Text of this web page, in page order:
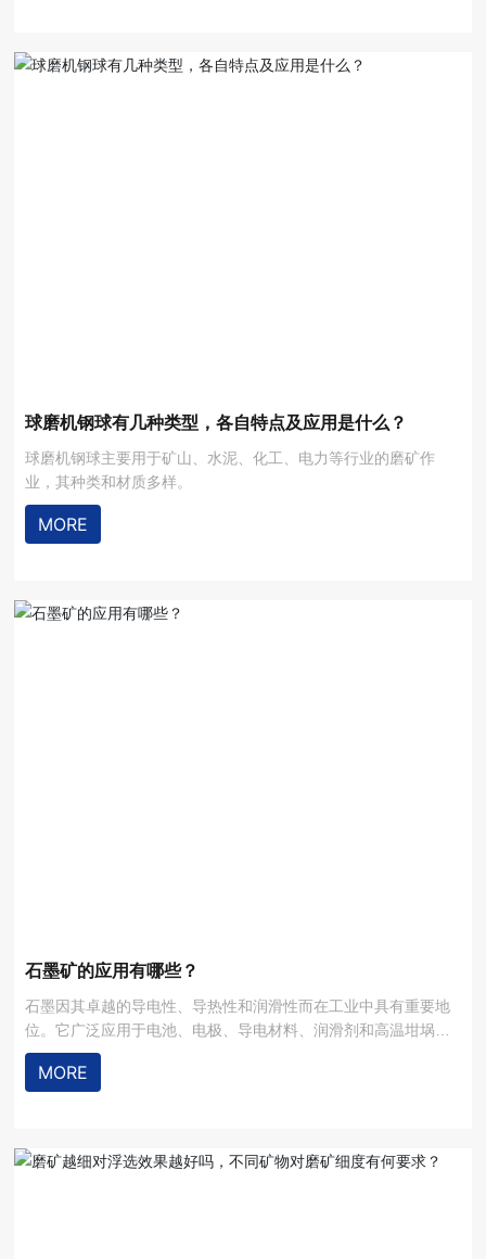
球磨机钢球有几种类型，各自特点及应用是什么？
球磨机钢球主要用于矿山、水泥、化工、电力等行业的磨矿作
业，其种类和材质多样。
MORE
石墨矿的应用有哪些？
石墨因其卓越的导电性、导热性和润滑性而在工业中具有重要地
位。它广泛应用于电池、电极、导电材料、润滑剂和高温坩埚等
领域。此外，石墨是生产石墨烯的基础材料，这种纳米材料在电
子、能源和材料科学等方面展现出巨大的潜力，进一步提升了石
MORE